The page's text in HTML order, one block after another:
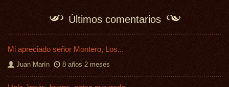
Últimos comentarios
Mi apreciado señor Montero, Los...
Juan Marín 8 años 2 meses